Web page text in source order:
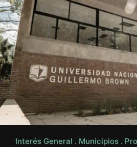
d
u
c
c
i
ó
n
INFORMACIÓN
Interés General Municipios